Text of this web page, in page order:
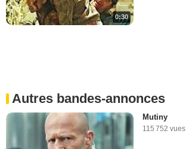
0:30
Autres bandes-annonces
Mutiny
115 752 vues